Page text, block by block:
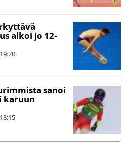
alkoi jo 12-
19:20
sanoi
karuun
18:15